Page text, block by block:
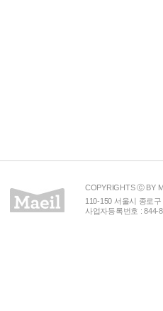
COPYRIGHTS ⓒ BY
110-150 서울시 종로
사업자등록번호 : 844-